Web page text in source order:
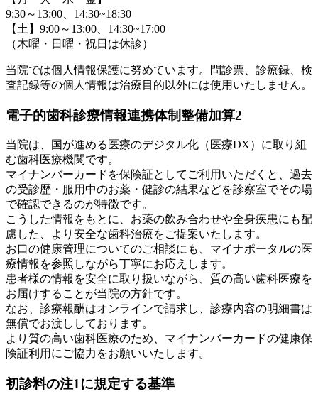
9:30～13:00、14:30~18:30
【土】9:00～13:00、14:30~17:00
（木曜・日曜・祝日は休診）
当院では個人情報保護に努めています。問診票、診療録、検
査記録等の個人情報は治療目的以外には使用いたしません。
電子的歯科診療情報連携体制整備加算2
当院は、国が進める医療のデジタル化（医療DX）に取り組
む歯科医療機関です。
マイナンバーカードを保険証としてご利用いただくと、過去
の受診歴・服用中のお薬・健診の結果などを診察室でその場
で確認できるのが特徴です。
こうした情報をもとに、お薬の飲み合わせや全身疾患にも配
慮した、より安全な歯科治療をご提案いたします。
お口の健康管理についてのご相談にも、マイナポータルの医
療情報を参照しながら丁寧にお応えします。
患者様の情報を安全に取り扱いながら、質の高い歯科医療を
お届けすることが当院の方針です。
なお、診療報酬はオンラインで請求し、診療内容の明細書は
無償でお渡ししております。
より質の高い歯科医療のため、マイナンバーカードの健康保
険証利用にご協力をお願いいたします。
初診料の注1に規定する基準